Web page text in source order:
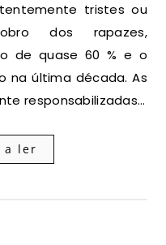
tristes ou
dos rapazes,
de quase 60 % e o
na última década. As
responsabilizadas…
a ler